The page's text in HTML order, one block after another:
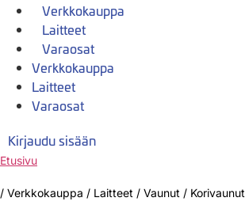
Verkkokauppa
Laitteet
Varaosat
Verkkokauppa
Laitteet
Varaosat
Kirjaudu sisään
Etusivu
/ Verkkokauppa / Laitteet / Vaunut / Korivaunut